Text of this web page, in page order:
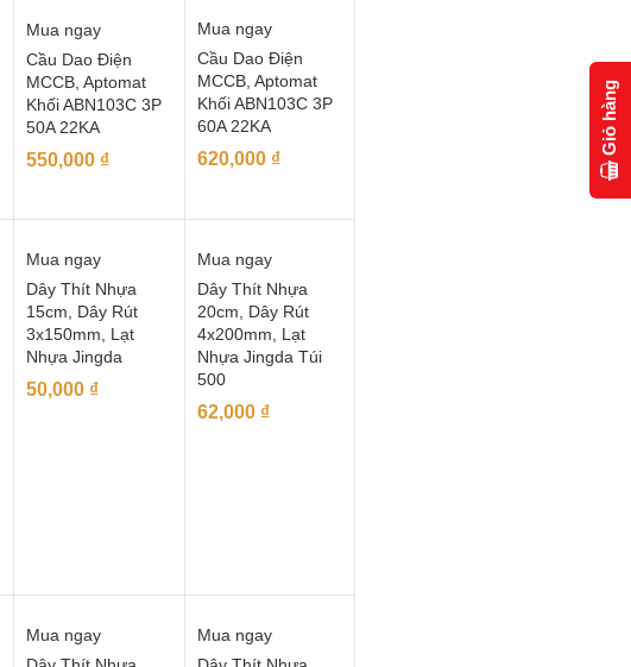
Mua ngay
Cầu Dao Điện
MCCB, Aptomat
Khối ABN103C 3P
50A 22KA
550,000 ₫
Mua ngay
Cầu Dao Điện
MCCB, Aptomat
Khối ABN103C 3P
60A 22KA
620,000 ₫
Mua ngay
Dây Thít Nhựa
15cm, Dây Rút
3x150mm, Lạt
Nhựa Jingda
50,000 ₫
Mua ngay
Dây Thít Nhựa
20cm, Dây Rút
4x200mm, Lạt
Nhựa Jingda Túi
500
62,000 ₫
Mua ngay
Mua ngay
Giỏ hàng